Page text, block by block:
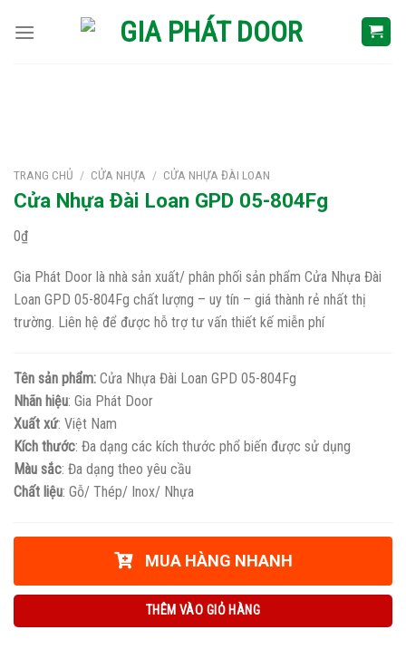
TRANG CHỦ / CỬA NHỰA / CỬA NHỰA ĐÀI LOAN
Cửa Nhựa Đài Loan GPD 05-804Fg
0₫
Gia Phát Door là nhà sản xuất/ phân phối sản phẩm Cửa Nhựa Đài
Loan GPD 05-804Fg chất lượng – uy tín – giá thành rẻ nhất thị
trường. Liên hệ để được hỗ trợ tư vấn thiết kế miễn phí
Tên sản phẩm: Cửa Nhựa Đài Loan GPD 05-804Fg
Nhãn hiệu: Gia Phát Door
Xuất xứ: Việt Nam
Kích thước: Đa dạng các kích thước phổ biến được sử dụng
Màu sắc: Đa dạng theo yêu cầu
Chất liệu: Gỗ/ Thép/ Inox/ Nhựa
MUA HÀNG NHANH
THÊM VÀO GIỎ HÀNG